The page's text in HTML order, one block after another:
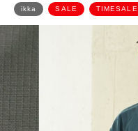
ikka SALE TIMESALE